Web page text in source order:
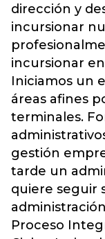
dirección y
incursionar
incursionar
Iniciamos un
áreas afines
terminales.
gestión
tarde un
quiere seguir
Proceso